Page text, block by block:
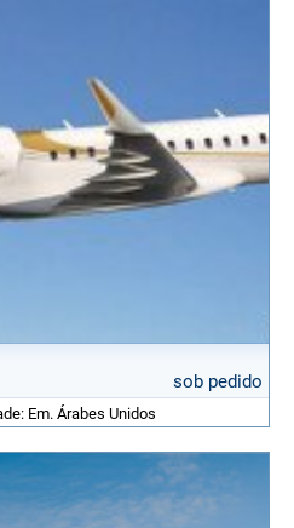
sob pedido
Em. Árabes Unidos